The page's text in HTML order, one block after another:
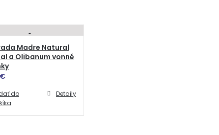
Madre Natural
a Olibanum vonné
€
do
Detaily